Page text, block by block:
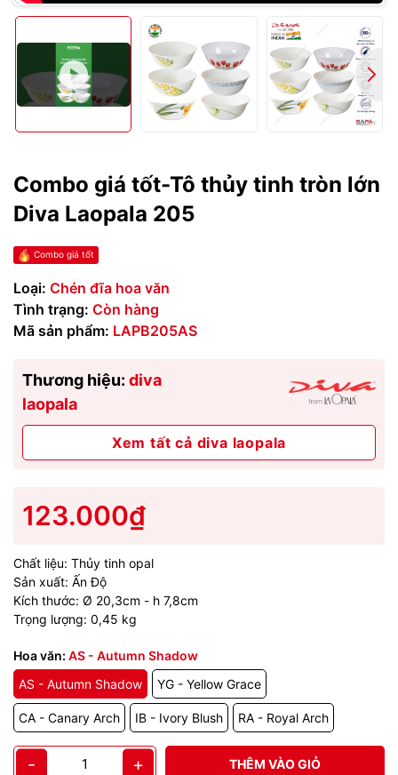
Combo giá tốt-Tô thủy tinh tròn lớn
Diva Laopala 205
Combo giá tốt
Loại: Chén đĩa hoa văn
Tình trạng: Còn hàng
Mã sản phẩm: LAPB205AS
Thương hiệu: diva
laopala
Xem tất cả diva laopala
123.000₫
Chất liệu: Thủy tinh opal
Sản xuất: Ấn Độ
Kích thước: Ø 20,3cm - h 7,8cm
Trọng lượng: 0,45 kg
Hoa văn: AS - Autumn Shadow
AS - Autumn Shadow
YG - Yellow Grace
CA - Canary Arch IB - Ivory Blush RA - Royal Arch
- + THÊM VÀO GIỎ